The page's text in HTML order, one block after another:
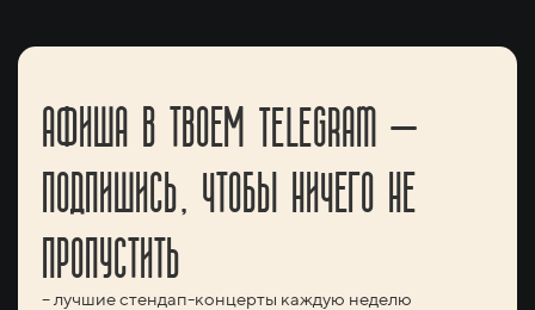
АФИША В ТВОЕМ TELEGRAM —
ПОДПИШИСЬ, ЧТОБЫ НИЧЕГО НЕ
ПРОПУСТИТЬ
– лучшие стендап-концерты каждую неделю